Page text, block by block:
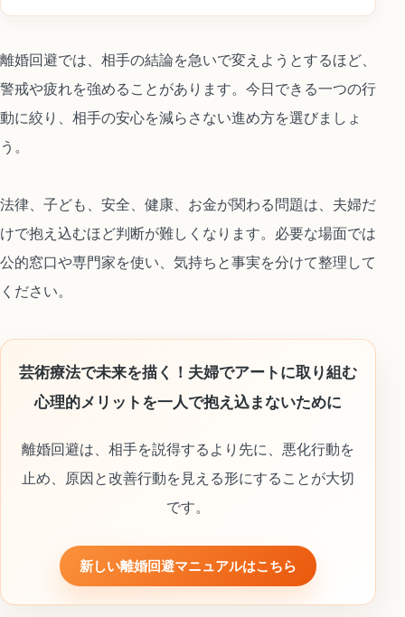
離婚回避では、相手の結論を急いで変えようとするほど、
警戒や疲れを強めることがあります。今日できる一つの行
動に絞り、相手の安心を減らさない進め方を選びましょ
う。
法律、子ども、安全、健康、お金が関わる問題は、夫婦だ
けで抱え込むほど判断が難しくなります。必要な場面では
公的窓口や専門家を使い、気持ちと事実を分けて整理して
ください。
芸術療法で未来を描く！夫婦でアートに取り組む
心理的メリットを一人で抱え込まないために
離婚回避は、相手を説得するより先に、悪化行動を
止め、原因と改善行動を見える形にすることが大切
です。
新しい離婚回避マニュアルはこちら